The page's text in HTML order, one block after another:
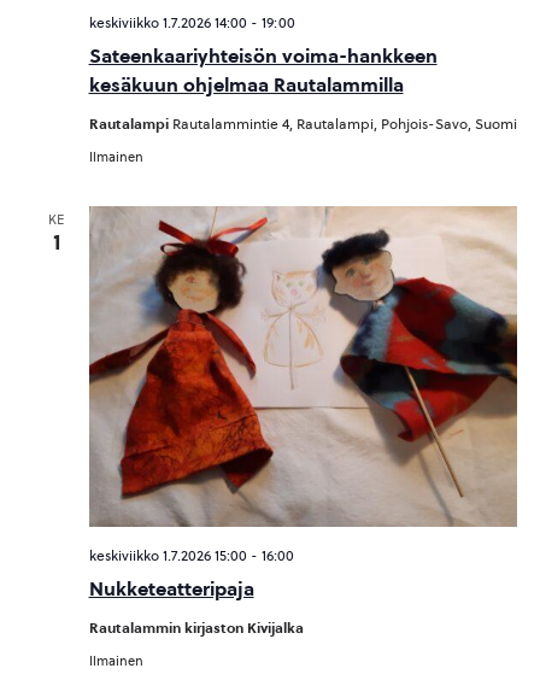
Sateenkaariyhteisön voima-hankkeen
kesäkuun ohjelmaa Rautalammilla
keskiviikko 1.7.2026 14:00 - 19:00
Rautalampi Rautalammintie 4, Rautalampi, Pohjois-Savo, Suomi
Ilmainen
KE
1
Nukketeatteripaja
keskiviikko 1.7.2026 15:00 - 16:00
Rautalammin kirjaston Kivijalka
Ilmainen